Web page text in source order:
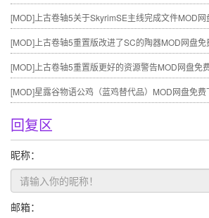
[MOD] 上古卷轴5关于SkyrimSE主线完成文件MOD
[MOD] 上古卷轴5重置版改进了SC的陶器MOD网盘免
[MOD] 上古卷轴5重置版更好的资源警告MOD网盘免
[MOD]星露谷物语公鸡（蓝鸡替代品）MOD网盘免费
回复区
昵称：
邮箱：